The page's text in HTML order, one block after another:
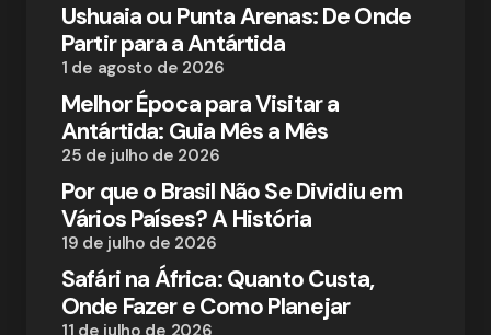
Ushuaia ou Punta Arenas: De Onde
Partir para a Antártida
1 de agosto de 2026
Melhor Época para Visitar a
Antártida: Guia Mês a Mês
25 de julho de 2026
Por que o Brasil Não Se Dividiu em
Vários Países? A História
19 de julho de 2026
Safári na África: Quanto Custa,
Onde Fazer e Como Planejar